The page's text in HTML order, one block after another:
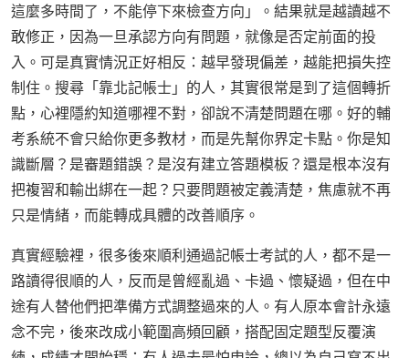
這麼多時間了，不能停下來檢查方向」。結果就是越讀越不
敢修正，因為一旦承認方向有問題，就像是否定前面的投
入。可是真實情況正好相反：越早發現偏差，越能把損失控
制住。搜尋「靠北記帳士」的人，其實很常是到了這個轉折
點，心裡隱約知道哪裡不對，卻說不清楚問題在哪。好的輔
考系統不會只給你更多教材，而是先幫你界定卡點。你是知
識斷層？是審題錯誤？是沒有建立答題模板？還是根本沒有
把複習和輸出綁在一起？只要問題被定義清楚，焦慮就不再
只是情緒，而能轉成具體的改善順序。
真實經驗裡，很多後來順利通過記帳士考試的人，都不是一
路讀得很順的人，反而是曾經亂過、卡過、懷疑過，但在中
途有人替他們把準備方式調整過來的人。有人原本會計永遠
念不完，後來改成小範圍高頻回顧，搭配固定題型反覆演